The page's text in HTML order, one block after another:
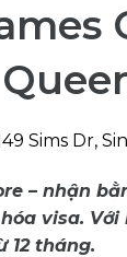
Sims Dr,
– nhận
visa.
12 tháng.